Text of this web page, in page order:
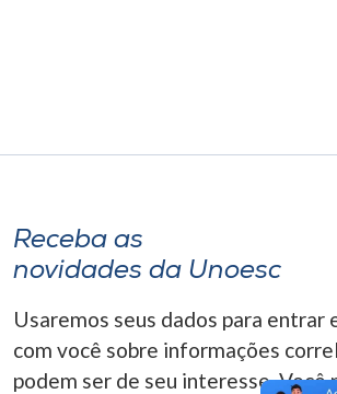
o idioma
A-
Receba as
novidades da Unoesc
Usaremos seus dados para entrar
com você sobre informações
podem ser de seu interesse. Você